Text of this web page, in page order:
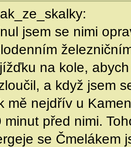
jsem se nimi
na kole,
a když jsem
mě nejdřív u
minut před nimi.
se Čmelákem